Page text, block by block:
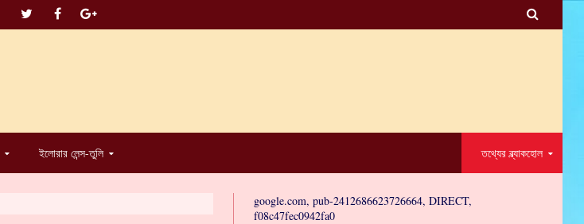

ইলোরার লেন্স-তুলি তথ্যের ব্ল্যাকহোল
google.com, pub-2412686623726664, DIRECT,
f08c47fec0942fa0